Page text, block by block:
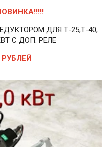
ДЛЯ Т-25,Т-40,
С ДОП. РЕЛЕ
РУБЛЕЙ